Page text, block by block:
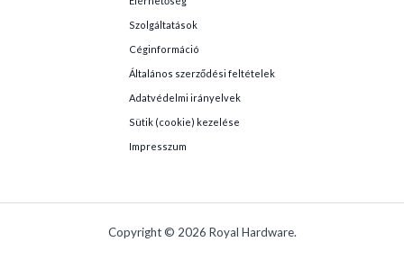
Szolgáltatások
Céginformáció
Általános szerződési feltételek
Adatvédelmi irányelvek
Sütik (cookie) kezelése
Impresszum
Copyright © 2026 Royal Hardware.